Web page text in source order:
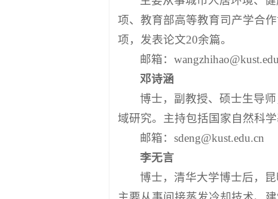
项、教育部高等教育司产学合
项，发表论文20余篇。
邮箱：
邓诗涵
博士，副教授、硕士生导
域研究。主持包括国家自然科
邮箱：sdeng@kust.edu.cn
李无言
博士，清华大学博士后，
主要从事间接蒸发冷却技术、